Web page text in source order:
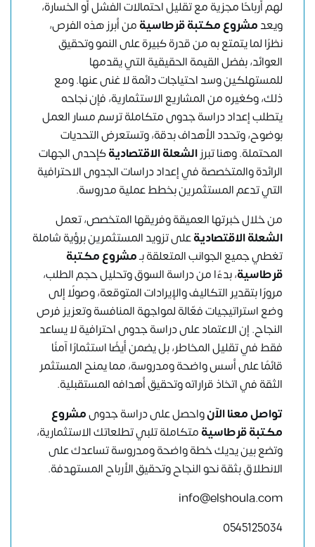
لهم أرباحًا مجزية مع تقليل احتمالات الفشل أو الخسارة،
ويعدمشروع مكتبة قرطاسيةمن أبرز هذه الفرص،
نظرًا لما يتمتع به من قدرة كبيرة على النمو وتحقيق
العوائد، بفضل القيمة الحقيقية التي يقدمها
للمستهلكين وسد احتياجات دائمة لا غنى عنها. ومع
ذلك، وكغيره من المشاريع الاستثمارية، فإن نجاحه
يتطلب إعداد دراسة جدوى متكاملة ترسم مسار العمل
بوضوح، وتحدد الأهداف بدقة، وتستعرض التحديات
المحتملة. وهنا تبرزالشعلة الاقتصاديةكإحدى الجهات
الرائدة والمتخصصة في إعداد دراسات الجدوى الاحترافية
التي تدعم المستثمرين بخطط عملية مدروسة.
من خلال خبرتها العميقة وفريقها المتخصص، تعمل
الشعلة الاقتصاديةعلى تزويد المستثمرين برؤية شاملة
تغطي جميع الجوانب المتعلقة بـمشروع مكتبة
قرطاسية، بدءًا من دراسة السوق وتحليل حجم الطلب،
مرورًا بتقدير التكاليف والإيرادات المتوقعة، وصولًا إلى
وضع استراتيجيات فعّالة لمواجهة المنافسة وتعزيز فرص
النجاح. إن الاعتماد على دراسة جدوى احترافية لا يساعد
فقط في تقليل المخاطر، بل يضمن أيضًا استثمارًا آمنًا
قائمًا على أسس واضحة ومدروسة، مما يمنح المستثمر
الثقة في اتخاذ قراراته وتحقيق أهدافه المستقبلية.
تواصل معنا الآنواحصل على دراسة جدوىمشروع
مكتبة قرطاسيةمتكاملة تلبي تطلعاتك الاستثمارية،
وتضع بين يديك خطة واضحة ومدروسة تساعدك على
الانطلاق بثقة نحو النجاح وتحقيق الأرباح المستهدفة.
info@elshoula.com
0545125034